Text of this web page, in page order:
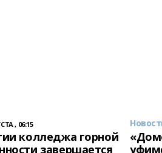
, 06:15
колледжа горной
завершается